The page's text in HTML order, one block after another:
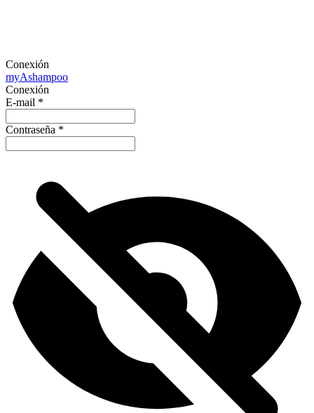
Conexión
myAshampoo
Conexión
E-mail *
Contraseña *